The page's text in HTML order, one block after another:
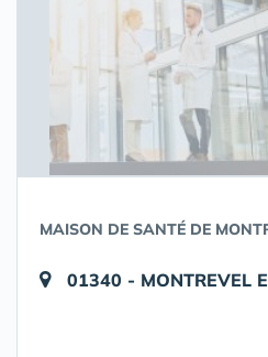
MAISON DE SANTÉ DE
01340 - MONTREVEL